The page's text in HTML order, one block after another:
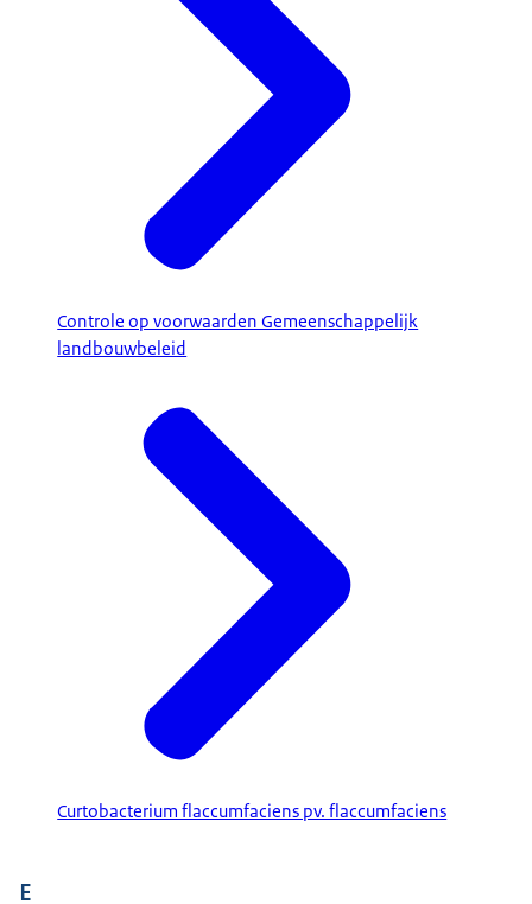
Controle op voorwaarden Gemeenschappelijk
landbouwbeleid
Curtobacterium flaccumfaciens pv. flaccumfaciens
E